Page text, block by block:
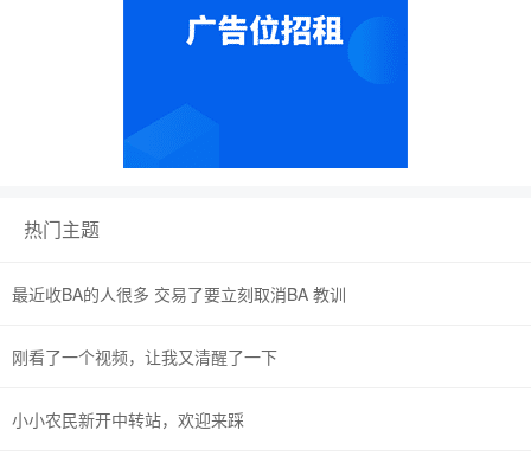
热门主题
最近收BA的人很多 交易了要立刻取消BA 教训
刚看了一个视频，让我又清醒了一下
小小农民新开中转站，欢迎来踩